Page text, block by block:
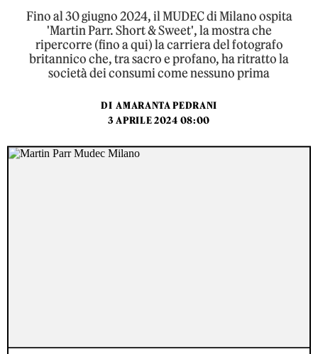
Fino al 30 giugno 2024, il MUDEC di Milano ospita
'Martin Parr. Short & Sweet', la mostra che
ripercorre (fino a qui) la carriera del fotografo
britannico che, tra sacro e profano, ha ritratto la
società dei consumi come nessuno prima
DI AMARANTA PEDRANI
3 APRILE 2024 08:00